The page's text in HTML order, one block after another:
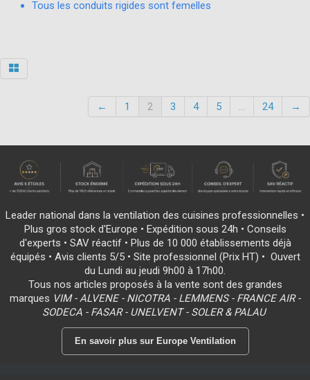
Tous les conduits rigides sont femelles
← 1 2 3 4 5 ... 24 →
Leader national dans la ventilation des cuisines professionnelles •
Plus gros stock d'Europe • Expédition sous 24h • Conseils
d'experts • SAV réactif • Plus de 10 000 établissements déjà
équipés • Avis clients 5/5 • Site professionnel (Prix HT) • Ouvert
du Lundi au jeudi 9h00 à 17h00.
Tous nos articles proposés à la vente sont des grandes
marques VIM - ALVENE - NICOTRA - LEMMENS - FRANCE AIR -
SODECA - FASAR - UNELVENT - SOLER & PALAU
En savoir plus sur Europe Ventilation